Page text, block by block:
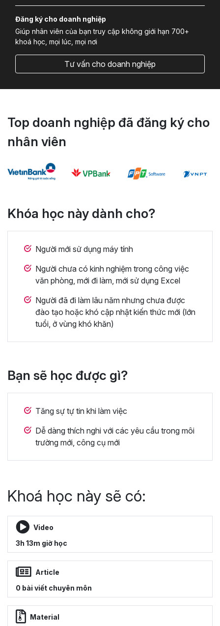
Đăng ký cho doanh nghiệp
Giúp nhân viên của bạn truy cập không giới hạn 700+
khoá học, mọi lúc, mọi nơi
Tư vấn cho doanh nghiệp
Top doanh nghiệp đã đăng ký cho
nhân viên
Khóa học này dành cho?
Người mới sử dụng máy tính
Người chưa có kinh nghiệm trong công việc
văn phòng, mới đi làm, mới sử dụng Excel
Người đã đi làm lâu năm nhưng chưa được
đào tạo hoặc khó cập nhật kiến thức mới (lớn
tuổi, ở vùng khó khăn)
Bạn sẽ học được gì?
Tăng sự tự tin khi làm việc
Dễ dàng thích nghi với các yêu cầu trong môi
trường mới, công cụ mới
Khoá học này sẽ có:
Video
3h 13m giờ học
Article
0 bài viết chuyên môn
Material